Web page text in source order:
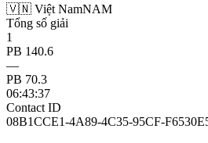
🇻🇳 Việt NamNAM
Tổng số giải
1
PB 140.6
—
PB 70.3
06:43:37
Contact ID
08B1CCE1-4A89-4C35-95CF-